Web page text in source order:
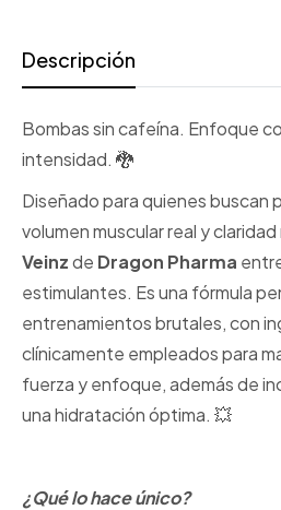
Descripción
Bombas sin cafeína. Enfoque
intensidad. 🐉
Diseñado para quienes buscan
volumen muscular real y
Veinzde Dragon Pharma
estimulantes. Es una fórmula
entrenamientos brutales, con
clínicamente empleados para
fuerza y enfoque, además de
una hidratación óptima. 💥
¿Qué lo hace único?